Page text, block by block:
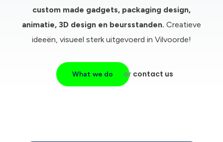
custom made gadgets, packaging design,
animatie, 3D design en beursstanden. Creatieve
ideeën, visueel sterk uitgevoerd in Vilvoorde!
What we do or contact us